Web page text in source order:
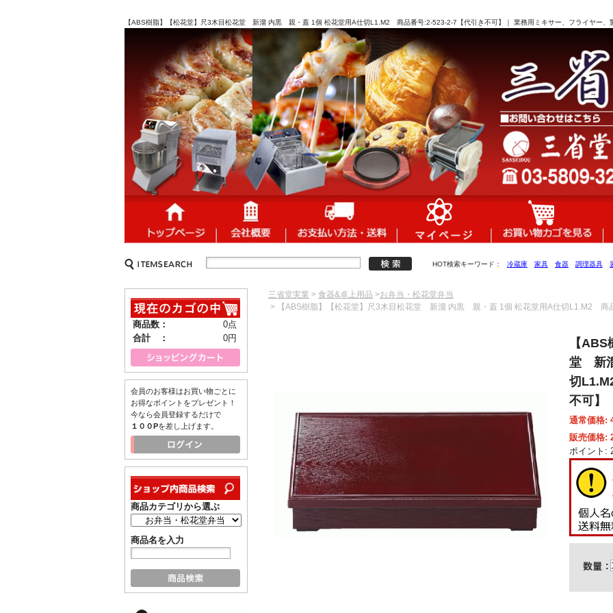
【ABS樹脂】【松花堂】尺3木目松花堂 新溜 内黒 親・蓋 1個 松花堂用A仕切L1.M2 商品番号:2-523-2-7【代引き不可】｜ 業務用ミキサー、フライヤー、
HOT検索キーワード： 冷蔵庫 家具 食器 調理器具
三省堂実業 > 食器&卓上用品 >お弁当・松花堂弁当
> 【ABS樹脂】【松花堂】尺3木目松花堂 新溜 内黒 親・蓋 1個 松花堂用A仕切L1.M2 商
【
堂 新
切
不可】
通常価格:
販売価格:
ポイント:
商品数：
0点
合計 ：
0円
会員のお客様はお買い物ごとに
お得なポイントをプレゼント！
今なら会員登録するだけで
１００Pを差し上げます。
商品カテゴリから選ぶ
商品名を入力